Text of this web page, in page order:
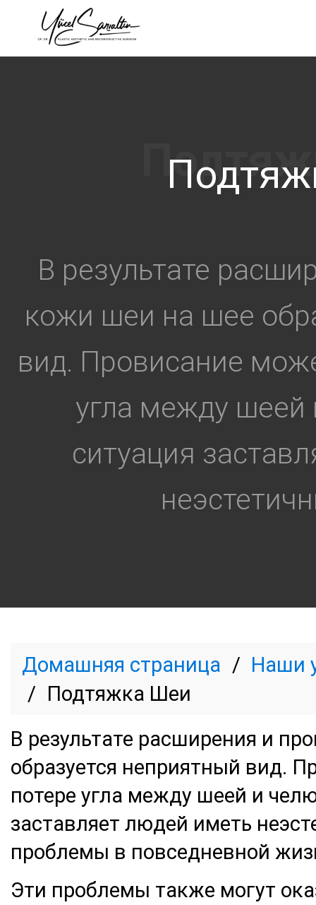
В результате
кожи шеи на шее
вид. Провисание
угла между
ситуация
Домашняя страница
Наши
Подтяжка Шеи
В результате расширения и
образуется неприятный вид.
потере угла между шеей и
заставляет людей иметь
проблемы в повседневной
Эти проблемы также могут